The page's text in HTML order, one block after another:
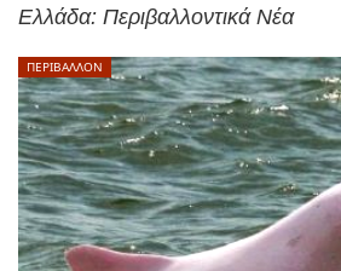
Ελλάδα: Περιβαλλοντικά Νέα
ΠΕΡΙΒΑΛΛΟΝ